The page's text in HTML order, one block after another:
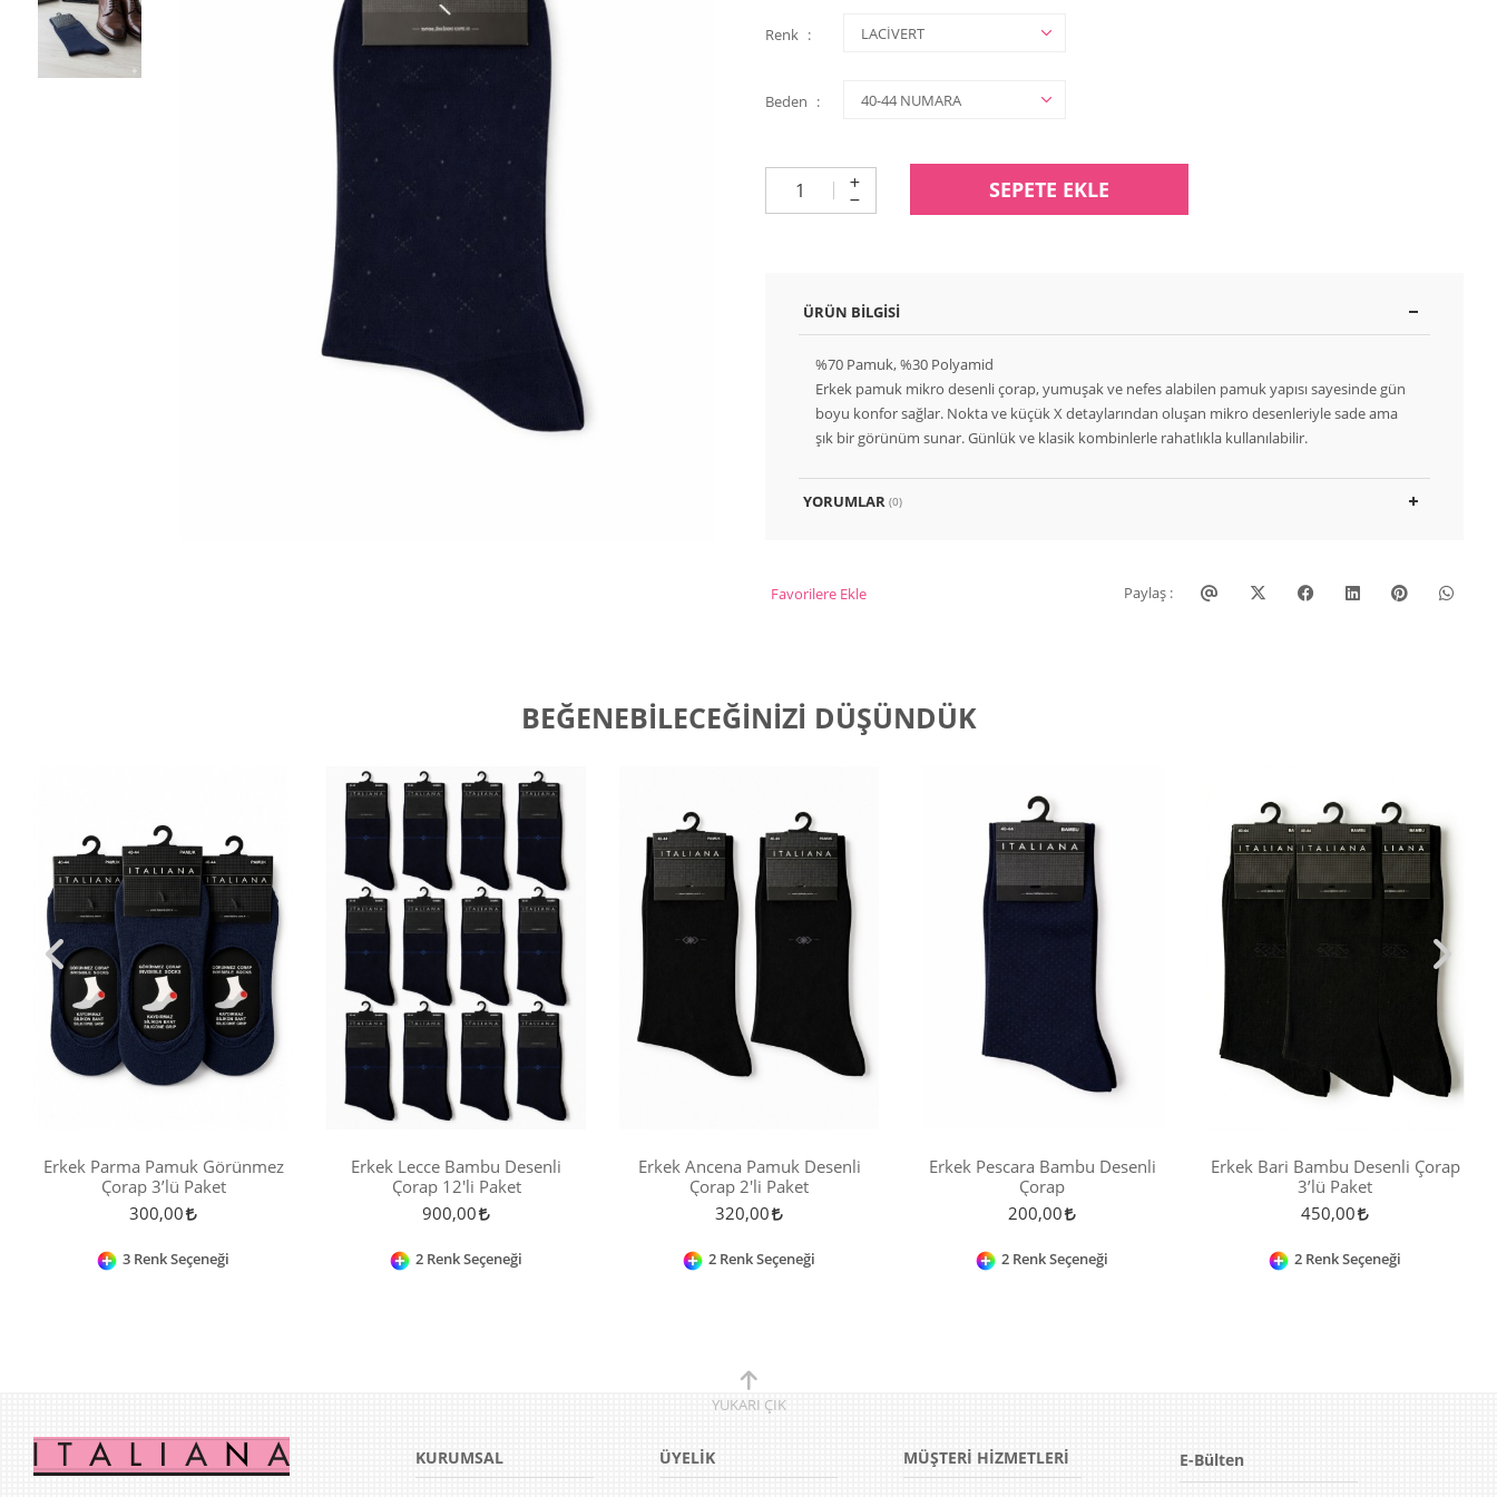
Renk
Beden
SEPETE EKLE
ÜRÜN BILGISI
%70 Pamuk, %30 Polyamid
Erkek pamuk mikro desenli çorap, yumuşak ve nefes alabilen pamuk yapısı sayesinde gün
boyu konfor sağlar. Nokta ve küçük X detaylarından oluşan mikro desenleriyle sade ama
şık bir görünüm sunar. Günlük ve klasik kombinlerle rahatlıkla kullanılabilir.
YORUMLAR (0)
Favorilere Ekle Paylaş :
BEĞENEBILECEĞINIZI DÜŞÜNDÜK
Erkek Parma Pamuk Görünmez
Çorap 3’lü Paket
300,00
3 Renk Seçeneği
Erkek Lecce Bambu Desenli
Çorap 12'li Paket
900,00
2 Renk Seçeneği
Erkek Ancena Pamuk Desenli
Çorap 2'li Paket
320,00
2 Renk Seçeneği
Erkek Pescara Bambu Desenli
Çorap
200,00
2 Renk Seçeneği
Erkek Bari Bambu Desenli Çorap
3’lü Paket
450,00
2 Renk Seçeneği
YUKARI ÇIK
KURUMSAL ÜYELİK MÜŞTERİ HİZMETLERİ E-Bülten